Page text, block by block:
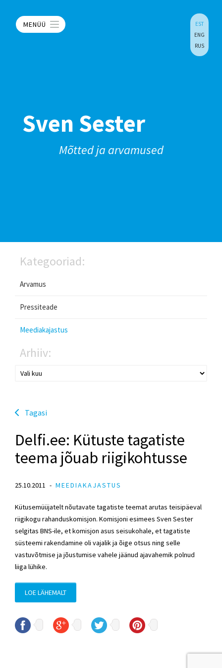
MENÜÜ
EST
ENG
RUS
Sven Sester
Mõtted ja arvamused
Kategooriad:
Arvamus
Pressiteade
Meediakajastus
Arhiiv:
Tagasi
Delfi.ee: Kütuste tagatiste
teema jõuab riigikohtusse
25.10.2011 MEEDIAKAJASTUS
Kütusemüüjatelt nõutavate tagatiste teemat arutas teisipäeval
riigikogu rahanduskomisjon. Komisjoni esimees Sven Sester
selgitas BNS-ile, et komisjon asus seisukohale, et tagatiste
süsteemi rakendamine oli vajalik ja õige otsus ning selle
vastuvõtmise ja jõustumise vahele jäänud ajavahemik polnud
liiga lühike.
LOE LÄHEMALT